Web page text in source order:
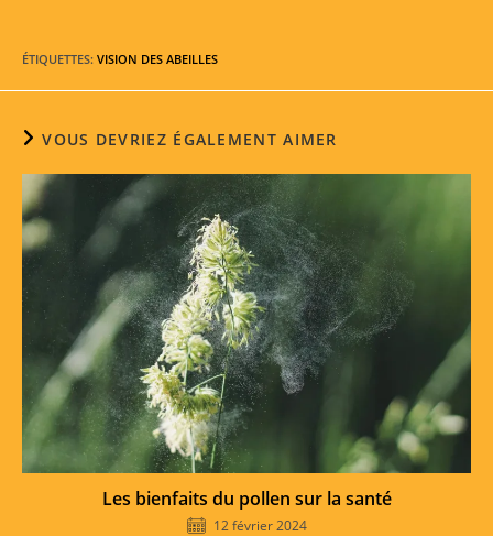
ÉTIQUETTES: VISION DES ABEILLES
VOUS DEVRIEZ ÉGALEMENT AIMER
Les bienfaits du pollen sur la santé
12 février 2024